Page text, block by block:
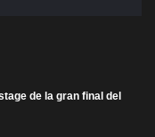
de la gran final del